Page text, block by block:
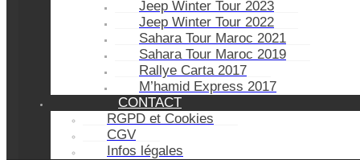
Jeep Winter Tour 2023
Jeep Winter Tour 2022
Sahara Tour Maroc 2021
Sahara Tour Maroc 2019
Rallye Carta 2017
M’hamid Express 2017
CONTACT
RGPD et Cookies
CGV
Infos légales